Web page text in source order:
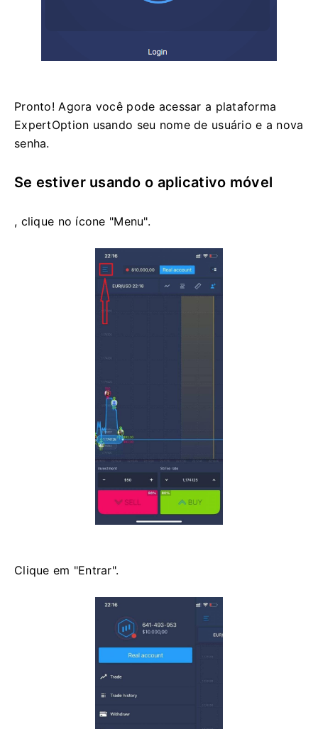
Pronto! Agora você pode acessar a plataforma
ExpertOption usando seu nome de usuário e a nova
senha.
Se estiver usando o aplicativo móvel
, clique no ícone "Menu".
Clique em "Entrar".